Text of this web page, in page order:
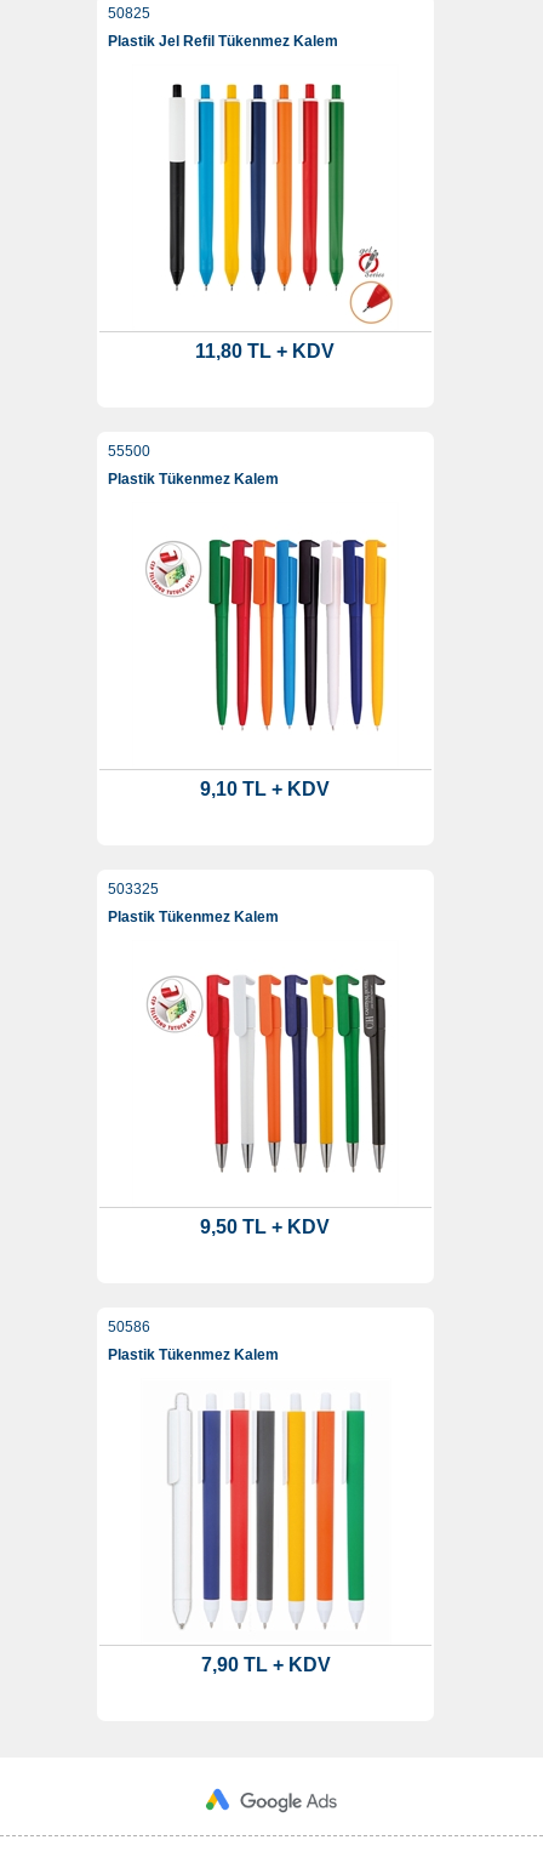
50825
Plastik Jel Refil Tükenmez Kalem
11,80 TL + KDV
55500
Plastik Tükenmez Kalem
9,10 TL + KDV
503325
Plastik Tükenmez Kalem
9,50 TL + KDV
50586
Plastik Tükenmez Kalem
7,90 TL + KDV